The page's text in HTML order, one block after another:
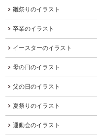
雛祭りのイラスト
卒業のイラスト
イースターのイラスト
母の日のイラスト
父の日のイラスト
夏祭りのイラスト
運動会のイラスト